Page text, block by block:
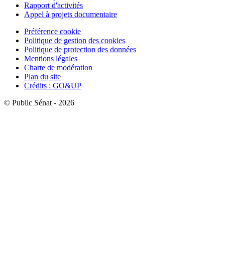
Rapport d'activités
Appel à projets documentaire
Préférence cookie
Politique de gestion des cookies
Politique de protection des données
Mentions légales
Charte de modération
Plan du site
Crédits : GO&UP
© Public Sénat - 2026